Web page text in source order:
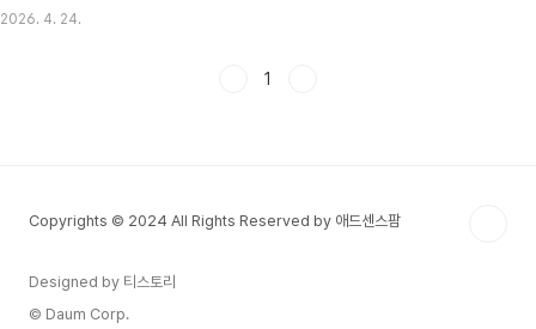
두고 갑자기 들려오는 유행 소식에 불안했던 적 없으신가요? "나는 건강하니까 괜찮겠
수 있다는 사실, 알고 계셨나요? 오늘은 그 위험을 미리 차단하는 법을 이야기해보려 해
2026. 4. 24.
1
Copyrights © 2024 All Rights Reserved by 애드센스팜
Designed by 티스토리
© Daum Corp.